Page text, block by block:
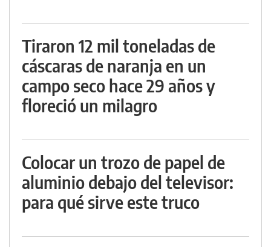
Tiraron 12 mil toneladas de
cáscaras de naranja en un
campo seco hace 29 años y
floreció un milagro
Colocar un trozo de papel de
aluminio debajo del televisor:
para qué sirve este truco